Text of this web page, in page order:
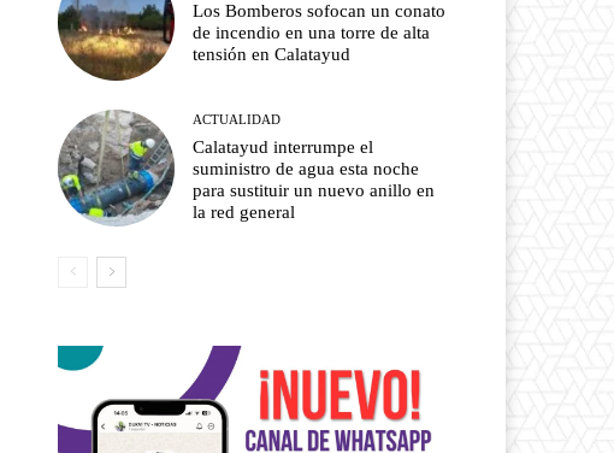
Los Bomberos sofocan un conato
de incendio en una torre de alta
tensión en Calatayud
ACTUALIDAD
Calatayud interrumpe el
suministro de agua esta noche
para sustituir un nuevo anillo en
la red general